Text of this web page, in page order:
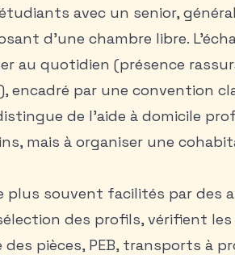
avec un senior,
d’une chambre libre.
au quotidien (présence
encadré par une convention
de l’aide à domicile
mais à organiser une
plus souvent facilités par des
des profils, vérifient
pièces, PEB, transports à